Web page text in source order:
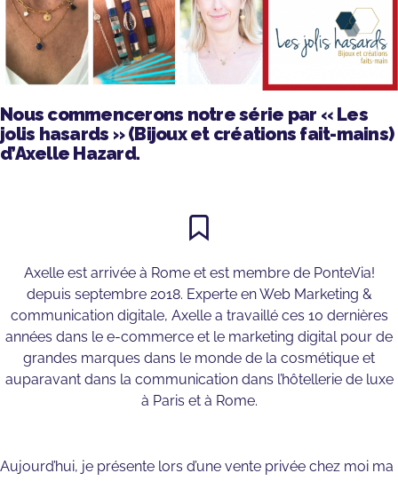
Nous commencerons notre série par « Les
jolis hasards » (Bijoux et créations fait-mains)
d’Axelle Hazard.
Axelle est arrivée à Rome et est membre de PonteVia!
depuis septembre 2018. Experte en Web Marketing &
communication digitale, Axelle a travaillé ces 10 dernières
années dans le e-commerce et le marketing digital pour de
grandes marques dans le monde de la cosmétique et
auparavant dans la communication dans l’hôtellerie de luxe
à Paris et à Rome.
Aujourd’hui, je présente lors d’une vente privée chez moi ma